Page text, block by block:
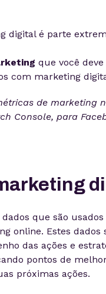
digital é parte
que você
com marketing
de marketing
Console, para
que são
online. Estes dados
das ações e
pontos de
próximas ações.